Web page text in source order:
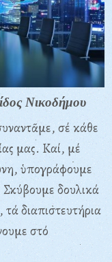
Νικοδήμου
σέ κάθε
μας. Καί, μέ
ὑπογράφουμε
δουλικά
διαπιστευτήρια
στό